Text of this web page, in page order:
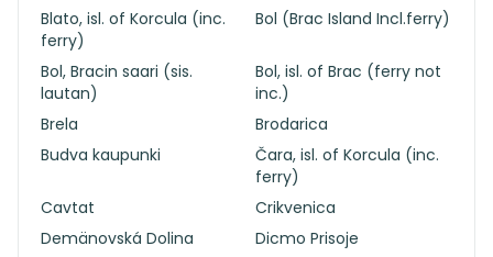
Blato, isl. of Korcula (inc.
ferry)
Bol (Brac Island Incl.ferry)
Bol, Bracin saari (sis.
lautan)
Bol, isl. of Brac (ferry not
inc.)
Brela
Brodarica
Budva kaupunki
Čara, isl. of Korcula (inc.
ferry)
Cavtat
Crikvenica
Demänovská Dolina
Dicmo Prisoje